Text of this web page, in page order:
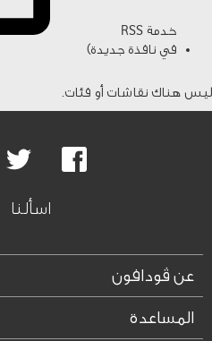
خدمة RSS
في نافذة جديدة)
ليس هناك نقاشات أو فئات.
Facebook
اسألنا
عن ڤودافون
المساعدة